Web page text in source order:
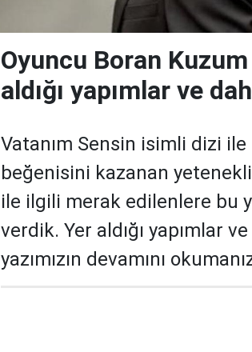
Oyuncu Boran
aldığı yapımlar ve
Vatanım Sensin isimli dizi
beğenisini kazanan
ile ilgili merak edilenlere bu
verdik. Yer aldığı yapımlar
yazımızın devamını